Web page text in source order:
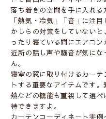
落ち着きの空間を手に入れる
「熱気・冷気」「音」に注
かしらの対策をしていない
ったり寝ている間にエアコン
近所の話し声や騒音が気に
ん。
寝室の窓に取り付けるカー
トする重要なアイテムです
熱などの機能も重視して選べ
待できますよ。
カーテンコーディネート実例